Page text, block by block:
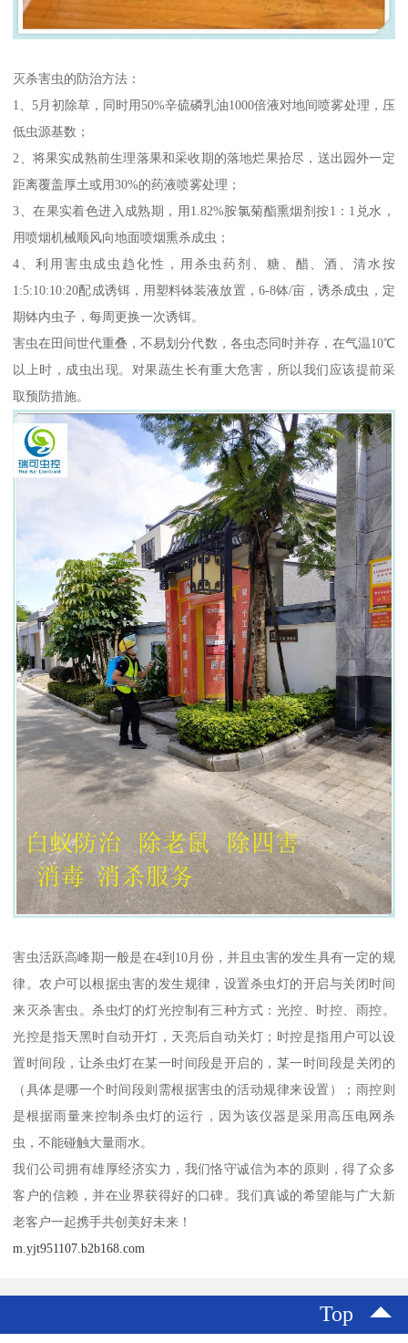
灭杀害虫的防治方法：
1、5月初除草，同时用50%辛硫磷乳油1000倍液对地间喷雾处理，压
低虫源基数；
2、将果实成熟前生理落果和采收期的落地烂果拾尽，送出园外一定
距离覆盖厚土或用30%的药液喷雾处理；
3、在果实着色进入成熟期，用1.82%胺氯菊酯熏烟剂按1：1兑水，
用喷烟机械顺风向地面喷烟熏杀成虫；
4、利用害虫成虫趋化性，用杀虫药剂、糖、醋、酒、清水按
1:5:10:10:20配成诱铒，用塑料钵装液放置，6-8钵/亩，诱杀成虫，定
期钵内虫子，每周更换一次诱铒。
害虫在田间世代重叠，不易划分代数，各虫态同时并存，在气温10℃
以上时，成虫出现。对果蔬生长有重大危害，所以我们应该提前采
取预防措施。
害虫活跃高峰期一般是在4到10月份，并且虫害的发生具有一定的规
律。农户可以根据虫害的发生规律，设置杀虫灯的开启与关闭时间
来灭杀害虫。杀虫灯的灯光控制有三种方式：光控、时控、雨控。
光控是指天黑时自动开灯，天亮后自动关灯；时控是指用户可以设
置时间段，让杀虫灯在某一时间段是开启的，某一时间段是关闭的
（具体是哪一个时间段则需根据害虫的活动规律来设置）；雨控则
是根据雨量来控制杀虫灯的运行，因为该仪器是采用高压电网杀
虫，不能碰触大量雨水。
我们公司拥有雄厚经济实力，我们恪守诚信为本的原则，得了众多
客户的信赖，并在业界获得好的口碑。我们真诚的希望能与广大新
老客户一起携手共创美好未来！
m.yjt951107.b2b168.com
Top